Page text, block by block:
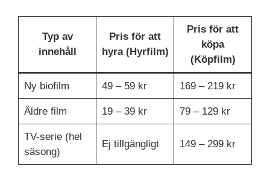
Typ av
innehåll
Pris för att
hyra (Hyrfilm)
Pris för att
köpa
(Köpfilm)
Ny biofilm 49 – 59 kr 169 – 219 kr
Äldre film 19 – 39 kr 79 – 129 kr
TV-serie (hel
säsong)
Ej tillgängligt 149 – 299 kr